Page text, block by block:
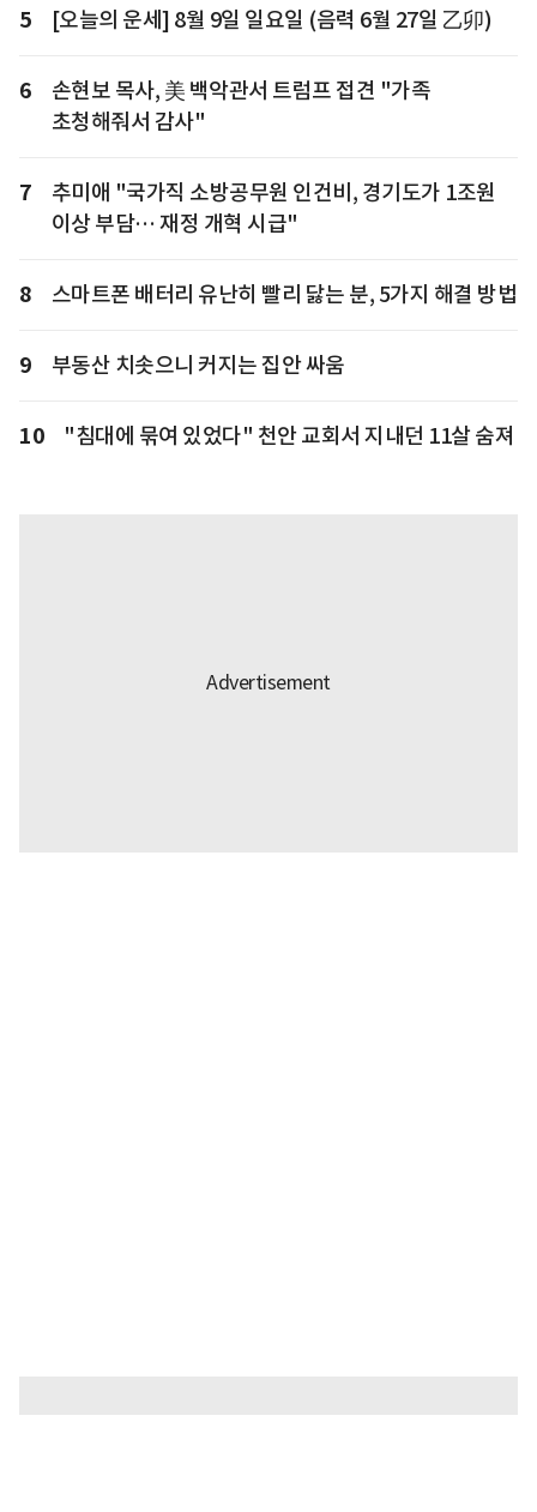
5 [오늘의 운세] 8월 9일 일요일 (음력 6월 27일 乙卯)
6
손현보 목사, 美 백악관서 트럼프 접견 "가족
초청해줘서 감사"
7
추미애 "국가직 소방공무원 인건비, 경기도가 1조원
이상 부담… 재정 개혁 시급"
8 스마트폰 배터리 유난히 빨리 닳는 분, 5가지 해결 방법
9 부동산 치솟으니 커지는 집안 싸움
10 "침대에 묶여 있었다" 천안 교회서 지내던 11살 숨져